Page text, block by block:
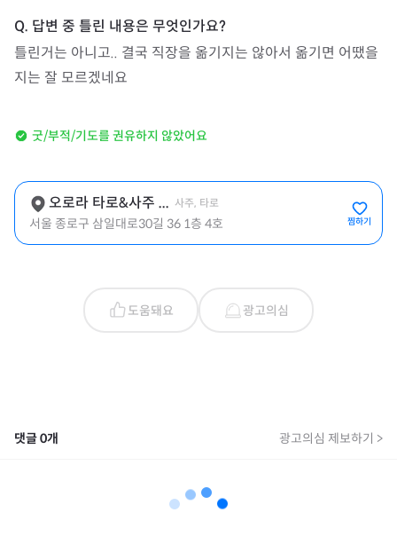
틀린거는 아니고.. 결국 직장을 옮기지는 않아서 옮기면 어땠을
지는 잘 모르겠네요
굿/부적/기도를 권유하지 않았어요
오로라 타로&사주 ... 사주, 타로
서울 종로구 삼일대로30길 36 1층 4호 찜하기
도움돼요 광고의심
댓글0개 광고의심 제보하기 >